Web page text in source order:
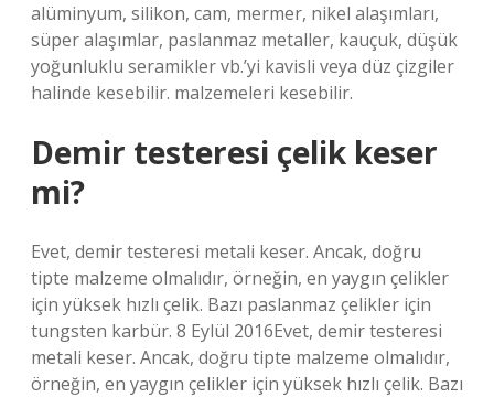
alüminyum, silikon, cam, mermer, nikel alaşımları,
süper alaşımlar, paslanmaz metaller, kauçuk, düşük
yoğunluklu seramikler vb.’yi kavisli veya düz çizgiler
halinde kesebilir. malzemeleri kesebilir.
Demir testeresi çelik keser
mi?
Evet, demir testeresi metali keser. Ancak, doğru
tipte malzeme olmalıdır, örneğin, en yaygın çelikler
için yüksek hızlı çelik. Bazı paslanmaz çelikler için
tungsten karbür. 8 Eylül 2016Evet, demir testeresi
metali keser. Ancak, doğru tipte malzeme olmalıdır,
örneğin, en yaygın çelikler için yüksek hızlı çelik. Bazı